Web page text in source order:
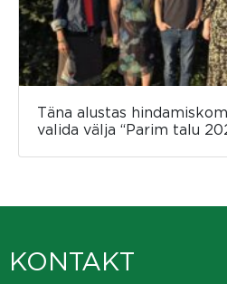
Täna alustas
valida välja “Parim talu
KONTAKT